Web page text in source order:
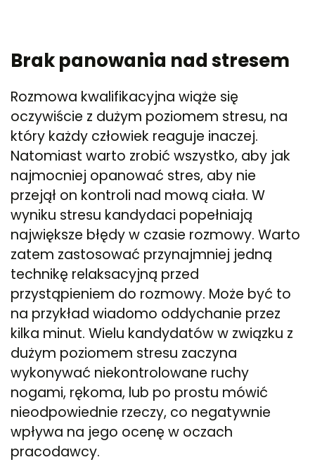
Brak panowania nad stresem
Rozmowa kwalifikacyjna wiąże się
oczywiście z dużym poziomem stresu, na
który każdy człowiek reaguje inaczej.
Natomiast warto zrobić wszystko, aby jak
najmocniej opanować stres, aby nie
przejął on kontroli nad mową ciała. W
wyniku stresu kandydaci popełniają
największe błędy w czasie rozmowy. Warto
zatem zastosować przynajmniej jedną
technikę relaksacyjną przed
przystąpieniem do rozmowy. Może być to
na przykład wiadomo oddychanie przez
kilka minut. Wielu kandydatów w związku z
dużym poziomem stresu zaczyna
wykonywać niekontrolowane ruchy
nogami, rękoma, lub po prostu mówić
nieodpowiednie rzeczy, co negatywnie
wpływa na jego ocenę w oczach
pracodawcy.